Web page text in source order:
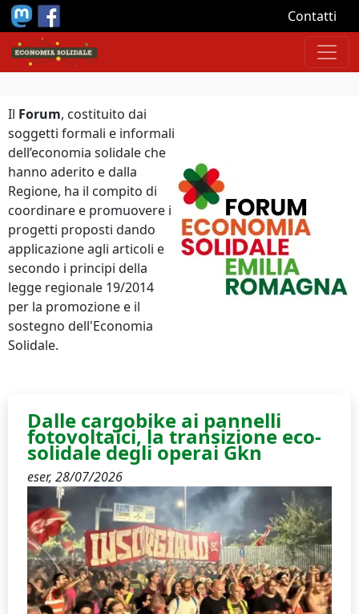
Salta al contenuto principale Contatti
Il Forum, costituito dai
soggetti formali e informali
dell’economia solidale che
hanno aderito e dalla
Regione, ha il compito di
coordinare e promuovere i
progetti proposti dando
applicazione agli articoli e
secondo i principi della
legge regionale 19/2014
per la promozione e il
sostegno dell'Economia
Solidale.
Dalle cargobike ai pannelli
fotovoltaici, la transizione eco-
solidale degli operai Gkn
eser, 28/07/2026